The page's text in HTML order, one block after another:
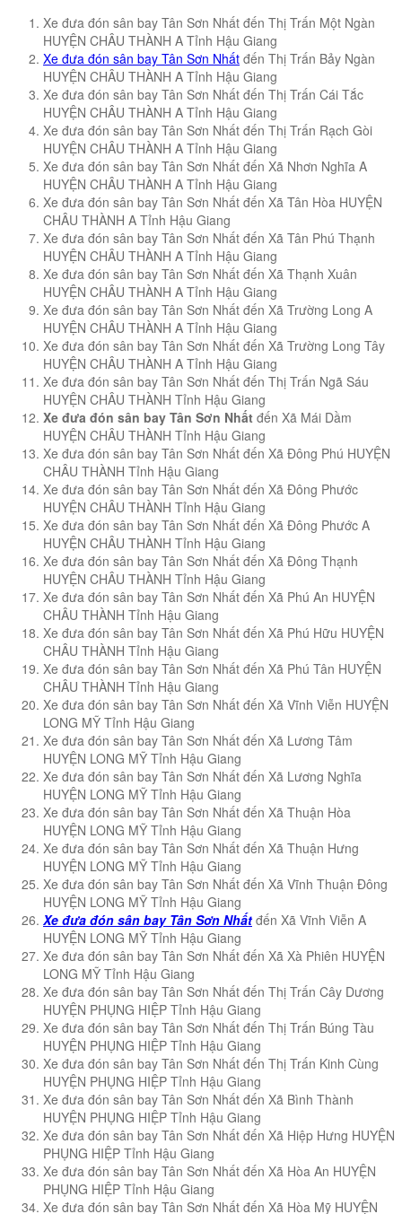
Xe đưa đón sân bay Tân Sơn Nhất đến Thị Trấn Một Ngàn
HUYỆN CHÂU THÀNH A Tỉnh Hậu Giang
Xe đưa đón sân bay Tân Sơn Nhất đến Thị Trấn Bảy Ngàn
HUYỆN CHÂU THÀNH A Tỉnh Hậu Giang
Xe đưa đón sân bay Tân Sơn Nhất đến Thị Trấn Cái Tắc
HUYỆN CHÂU THÀNH A Tỉnh Hậu Giang
Xe đưa đón sân bay Tân Sơn Nhất đến Thị Trấn Rạch Gòi
HUYỆN CHÂU THÀNH A Tỉnh Hậu Giang
Xe đưa đón sân bay Tân Sơn Nhất đến Xã Nhơn Nghĩa A
HUYỆN CHÂU THÀNH A Tỉnh Hậu Giang
Xe đưa đón sân bay Tân Sơn Nhất đến Xã Tân Hòa HUYỆN
CHÂU THÀNH A Tỉnh Hậu Giang
Xe đưa đón sân bay Tân Sơn Nhất đến Xã Tân Phú Thạnh
HUYỆN CHÂU THÀNH A Tỉnh Hậu Giang
Xe đưa đón sân bay Tân Sơn Nhất đến Xã Thạnh Xuân
HUYỆN CHÂU THÀNH A Tỉnh Hậu Giang
Xe đưa đón sân bay Tân Sơn Nhất đến Xã Trường Long A
HUYỆN CHÂU THÀNH A Tỉnh Hậu Giang
Xe đưa đón sân bay Tân Sơn Nhất đến Xã Trường Long Tây
HUYỆN CHÂU THÀNH A Tỉnh Hậu Giang
Xe đưa đón sân bay Tân Sơn Nhất đến Thị Trấn Ngã Sáu
HUYỆN CHÂU THÀNH Tỉnh Hậu Giang
Xe đưa đón sân bay Tân Sơn Nhất đến Xã Mái Dầm
HUYỆN CHÂU THÀNH Tỉnh Hậu Giang
Xe đưa đón sân bay Tân Sơn Nhất đến Xã Đông Phú HUYỆN
CHÂU THÀNH Tỉnh Hậu Giang
Xe đưa đón sân bay Tân Sơn Nhất đến Xã Đông Phước
HUYỆN CHÂU THÀNH Tỉnh Hậu Giang
Xe đưa đón sân bay Tân Sơn Nhất đến Xã Đông Phước A
HUYỆN CHÂU THÀNH Tỉnh Hậu Giang
Xe đưa đón sân bay Tân Sơn Nhất đến Xã Đông Thạnh
HUYỆN CHÂU THÀNH Tỉnh Hậu Giang
Xe đưa đón sân bay Tân Sơn Nhất đến Xã Phú An HUYỆN
CHÂU THÀNH Tỉnh Hậu Giang
Xe đưa đón sân bay Tân Sơn Nhất đến Xã Phú Hữu HUYỆN
CHÂU THÀNH Tỉnh Hậu Giang
Xe đưa đón sân bay Tân Sơn Nhất đến Xã Phú Tân HUYỆN
CHÂU THÀNH Tỉnh Hậu Giang
Xe đưa đón sân bay Tân Sơn Nhất đến Xã Vĩnh Viễn HUYỆN
LONG MỸ Tỉnh Hậu Giang
Xe đưa đón sân bay Tân Sơn Nhất đến Xã Lương Tâm
HUYỆN LONG MỸ Tỉnh Hậu Giang
Xe đưa đón sân bay Tân Sơn Nhất đến Xã Lương Nghĩa
HUYỆN LONG MỸ Tỉnh Hậu Giang
Xe đưa đón sân bay Tân Sơn Nhất đến Xã Thuận Hòa
HUYỆN LONG MỸ Tỉnh Hậu Giang
Xe đưa đón sân bay Tân Sơn Nhất đến Xã Thuận Hưng
HUYỆN LONG MỸ Tỉnh Hậu Giang
Xe đưa đón sân bay Tân Sơn Nhất đến Xã Vĩnh Thuận Đông
HUYỆN LONG MỸ Tỉnh Hậu Giang
Xe đưa đón sân bay Tân Sơn Nhất đến Xã Vĩnh Viễn A
HUYỆN LONG MỸ Tỉnh Hậu Giang
Xe đưa đón sân bay Tân Sơn Nhất đến Xã Xà Phiên HUYỆN
LONG MỸ Tỉnh Hậu Giang
Xe đưa đón sân bay Tân Sơn Nhất đến Thị Trấn Cây Dương
HUYỆN PHỤNG HIỆP Tỉnh Hậu Giang
Xe đưa đón sân bay Tân Sơn Nhất đến Thị Trấn Búng Tàu
HUYỆN PHỤNG HIỆP Tỉnh Hậu Giang
Xe đưa đón sân bay Tân Sơn Nhất đến Thị Trấn Kinh Cùng
HUYỆN PHỤNG HIỆP Tỉnh Hậu Giang
Xe đưa đón sân bay Tân Sơn Nhất đến Xã Bình Thành
HUYỆN PHỤNG HIỆP Tỉnh Hậu Giang
Xe đưa đón sân bay Tân Sơn Nhất đến Xã Hiệp Hưng HUYỆN
PHỤNG HIỆP Tỉnh Hậu Giang
Xe đưa đón sân bay Tân Sơn Nhất đến Xã Hòa An HUYỆN
PHỤNG HIỆP Tỉnh Hậu Giang
Xe đưa đón sân bay Tân Sơn Nhất đến Xã Hòa Mỹ HUYỆN